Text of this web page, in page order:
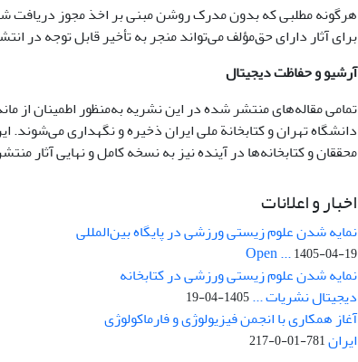
هرگونه مطلبی که بدون مدرک روشن مبنی بر اخذ مجوز
برای آثار دارای حق‌مؤلف می‌تواند منجر به تأخیر قابل توجه در
آرشیو و حفاظت دیجیتال
تمامی مقاله‌های منتشر شده در این نشریه به‌منظور اطمینان
دانشگاه تهران و کتابخانة ملی ایران ذخیره و نگهداری
محققان و کتابخانه‌ها در آینده نیز به نسخه کامل و نهایی آثار
اخبار و اعلانات
نمایه شدن علوم زیستی ورزشی در پایگاه بین‌المللی
Open ...1405-04-19
نمایه شدن علوم زیستی ورزشی در کتابخانه
دیجیتال نشریات ...1405-04-19
آغاز همکاری با انجمن فیزیولوژی و فارماکولوژی
ایران781-01-0-217